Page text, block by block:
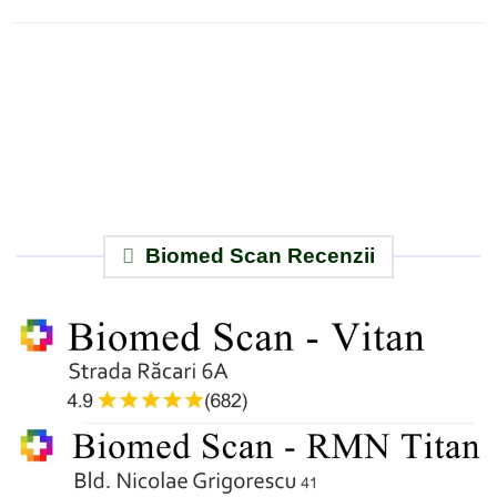
Biomed Scan Recenzii